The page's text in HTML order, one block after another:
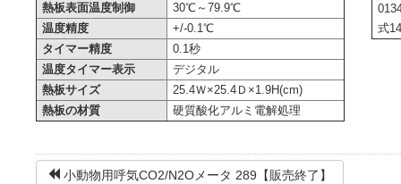
熱板表面温度制御
30℃～79.9℃
温度精度
+/-0.1℃
タイマー精度
0.1秒
温度タイマー表示
デジタル
熱板サイズ
25.4Ｗ×25.4Ｄ×1.9H(cm)
熱板の材質
硬質酸化アルミ電解処理
式
小動物用呼気CO2/N2Oメータ 289【販売終了】